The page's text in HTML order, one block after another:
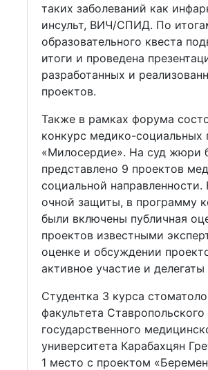
таких заболеваний как
инсульт, ВИЧ/СПИД. По
образовательного квеста
итоги и проведена
разработанных и
проектов.
Также в рамках форума
конкурс медико-социальных
«Милосердие». На суд жюри
представлено 9 проектов
социальной
очной защиты, в программу
были включены публичная
проектов известными
оценке и обсуждении
активное участие и
Студентка 3 курса
факультета Ставропольского
государственного
университета Карабахцян
1 место с проектом